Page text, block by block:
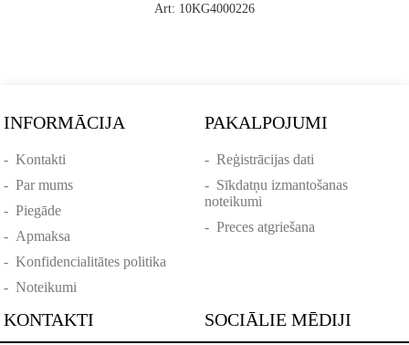
Art: 10KG4000226
INFORMĀCIJA
-Kontakti
-Par mums
-Piegāde
- Apmaksa
-Konfidencialitātes politika
-Noteikumi
PAKALPOJUMI
- Reģistrācijas dati
- Sīkdatņu izmantošanas
noteikumi
- Preces atgriešana
KONTAKTI SOCIĀLIE MĒDIJI